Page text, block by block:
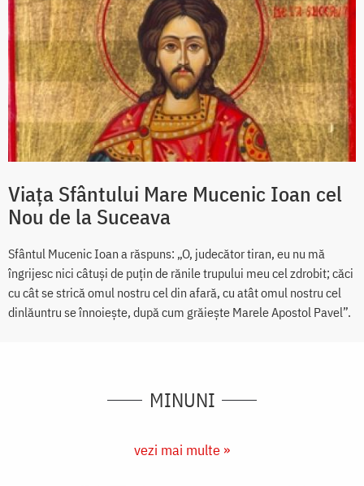
Viața Sfântului Mare Mucenic Ioan cel
Nou de la Suceava
Sfântul Mucenic Ioan a răspuns: „O, judecător tiran, eu nu mă
îngrijesc nici câtuși de puțin de rănile trupului meu cel zdrobit; căci
cu cât se strică omul nostru cel din afară, cu atât omul nostru cel
dinlăuntru se înnoiește, după cum grăiește Marele Apostol Pavel”.
MINUNI
vezi mai multe »